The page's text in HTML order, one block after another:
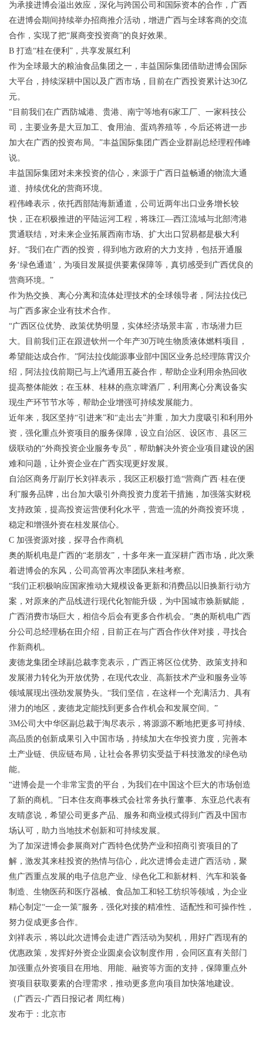
为承接进博会溢出效应，深化与跨国公司和国际资本的合作，广西
在进博会期间持续举办招商推介活动，增进广西与全球客商的交流
合作，实现了把“展商变投资商”的良好效果。
B 打造“桂在便利”，共享发展红利
作为全球最大的粮油食品集团之一，丰益国际集团借助进博会国际
大平台，持续深耕中国以及广西市场，目前在广西投资累计达30亿
元。
“目前我们在广西防城港、贵港、南宁等地有6家工厂、一家科技公
司，主要业务是大豆加工、食用油、蛋鸡养殖等，今后还将进一步
加大在广西的投资布局。”丰益国际集团广西企业群副总经理程伟峰
说。
丰益国际集团对未来投资的信心，来源于广西日益畅通的物流大通
道、持续优化的营商环境。
程伟峰表示，依托西部陆海新通道，公司近两年出口业务增长较
快，正在积极推进的平陆运河工程，将珠江—西江流域与北部湾港
贯通联结，对未来企业拓展西南市场、扩大出口贸易都是极大利
好。“我们在广西的投资，得到地方政府的大力支持，包括开通服
务‘绿色通道’，为项目发展提供要素保障等，真切感受到广西优良的
营商环境。”
作为热交换、离心分离和流体处理技术的全球领导者，阿法拉伐已
与广西多家企业有技术合作。
“广西区位优势、政策优势明显，实体经济场景丰富，市场潜力巨
大。目前我们正在跟进钦州一个年产30万吨生物质液体燃料项目，
希望能达成合作。”阿法拉伐能源事业部中国区业务总经理陈霄汉介
绍，阿法拉伐前期已与上汽通用五菱合作，帮助企业利用余热回收
提高整体能效；在玉林、桂林的燕京啤酒厂，利用离心分离设备实
现生产环节节水等，帮助企业增强可持续发展能力。
近年来，我区坚持“引进来”和“走出去”并重，加大力度吸引和利用外
资，强化重点外资项目的服务保障，设立自治区、设区市、县区三
级联动的“外商投资企业服务专员”，帮助解决外资企业项目建设的困
难和问题，让外资企业在广西实现更好发展。
自治区商务厅副厅长刘祥表示，我区正积极打造“营商广西·桂在便
利”服务品牌，出台加大吸引外商投资力度若干措施，加强落实财税
支持政策，提高投资运营便利化水平，营造一流的外商投资环境，
稳定和增强外资在桂发展信心。
C 加强资源对接，探寻合作商机
奥的斯机电是广西的“老朋友”，十多年来一直深耕广西市场，此次乘
着进博会的东风，公司高管再次率团队来桂考察。
“我们正积极响应国家推动大规模设备更新和消费品以旧换新行动方
案，对原来的产品线进行现代化智能升级，为中国城市焕新赋能，
广西消费市场巨大，相信今后会有更多合作机会。”奥的斯机电广西
分公司总经理杨在田介绍，目前正在与广西合作伙伴对接，寻找合
作新商机。
麦德龙集团全球副总裁李竞表示，广西正将区位优势、政策支持和
发展潜力转化为开放优势，在现代农业、高新技术产业和服务业等
领域展现出强劲发展势头。“我们坚信，在这样一个充满活力、具有
潜力的地区，麦德龙定能找到更多合作机会和发展空间。”
3M公司大中华区副总裁于淘尽表示，将源源不断地把更多可持续、
高品质的创新成果引入中国市场，持续加大在华投资力度，完善本
土产业链、供应链布局，让社会各界切实受益于科技激发的绿色动
能。
“进博会是一个非常宝贵的平台，为我们在中国这个巨大的市场创造
了新的商机。”日本住友商事株式会社常务执行董事、东亚总代表有
友晴彦说，希望公司更多产品、服务和商业模式得到广西及中国市
场认可，助力当地技术创新和可持续发展。
为了加深进博会参展商对广西特色优势产业和招商引资项目的了
解，激发其来桂投资的热情与信心，此次进博会走进广西活动，聚
焦广西重点发展的电子信息产业、绿色化工和新材料、汽车和装备
制造、生物医药和医疗器械、食品加工和轻工纺织等领域，为企业
精心制定“一企一策”服务，强化对接的精准性、适配性和可操作性，
努力促成更多合作。
刘祥表示，将以此次进博会走进广西活动为契机，用好广西现有的
优惠政策，发挥好外资企业圆桌会议制度作用，会同区直有关部门
加强重点外资项目在用地、用能、融资等方面的支持，保障重点外
资项目获取要素的合理需求，推动更多意向项目加快落地建设。
（广西云-广西日报记者 周红梅）
发布于：北京市